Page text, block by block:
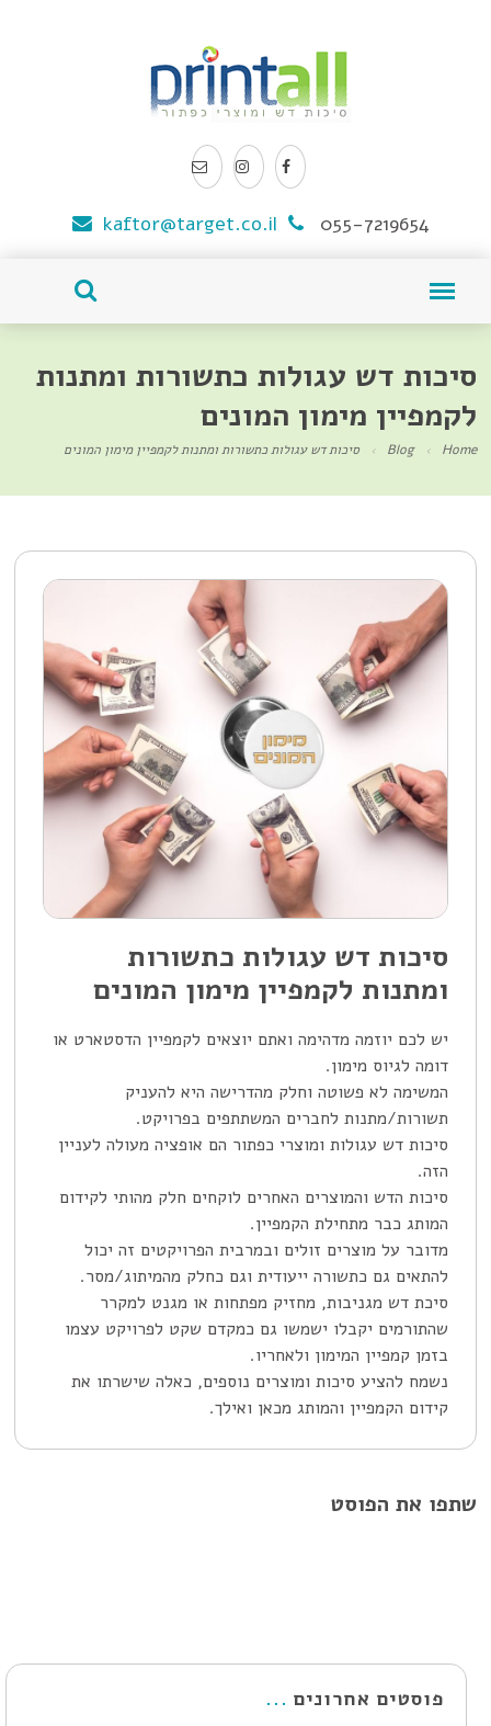
kaftor@target.co.il 055-7219654
סיכות דש עגולות כתשורות ומתנות
לקמפיין מימון המונים
Home
Blog סיכות דש עגולות כתשורות ומתנות לקמפיין מימון המונים
סיכות דש עגולות כתשורות
ומתנות לקמפיין מימון המונים
יש לכם יוזמה מדהימה ואתם יוצאים לקמפיין הדסטארט או
דומה לגיוס מימון.
המשימה לא פשוטה וחלק מהדרישה היא להעניק
תשורות/מתנות לחברים המשתתפים בפרויקט.
סיכות דש עגולות ומוצרי כפתור הם אופציה מעולה לעניין
הזה.
סיכות הדש והמוצרים האחרים לוקחים חלק מהותי לקידום
המותג כבר מתחילת הקמפיין.
מדובר על מוצרים זולים ובמרבית הפרויקטים זה יכול
להתאים גם כתשורה ייעודית וגם כחלק מהמיתוג/מסר.
סיכת דש מגניבות, מחזיק מפתחות או מגנט למקרר
שהתורמים יקבלו ישמשו גם כמקדם שקט לפרויקט עצמו
בזמן קמפיין המימון ולאחריו.
נשמח להציע סיכות ומוצרים נוספים, כאלה שישרתו את
קידום הקמפיין והמותג מכאן ואילך.
שתפו את הפוסט
פוסטים אחרונים